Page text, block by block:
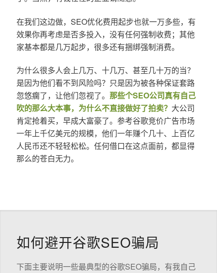
在我们这边做，SEO优化费用起步也就一万多些，有
效果你再考虑是否多投入，没有任何强制收费；其他
家基本都是几万起步，很多还有捆绑强制消费。
为什么很多人会上几万、十几万、甚至几十万的当？
是因为他们看不到风险吗？只是因为被各种保证套路
忽悠瘸了，让他们忽视了。 那些个SEO公司真有自己
吹的那么大本事，为什么不直接做好了拍卖？ 大公司
肯定抢着买，早成大富豪了。参考谷歌竞价广告市场
一年上千亿美元的规模，他们一年赚个几十、上百亿
人民币还不轻轻松松。任何借口在这点面前，都显得
那么的苍白无力。
如何避开谷歌SEO骗局
下面主要说明一些最典型的谷歌SEO骗局，有我自己